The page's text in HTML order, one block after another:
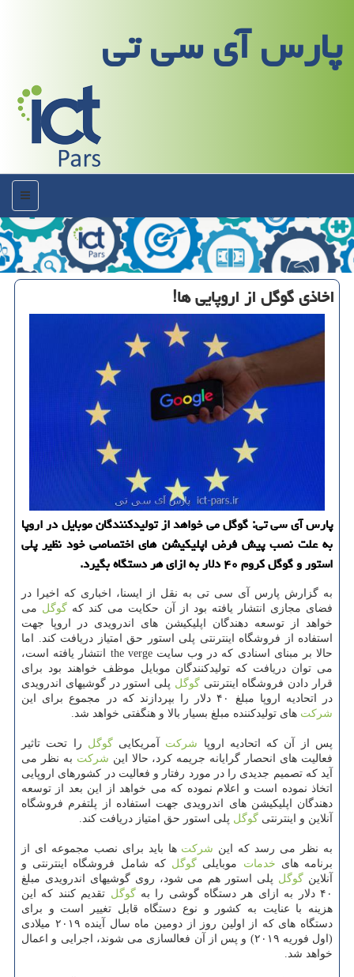
پارس آی سی تی
منو
اخاذی گوگل از اروپایی ها!
پارس آی سی تی: گوگل می خواهد از تولیدكنندگان موبایل در اروپا
به علت نصب پیش فرض اپلیكیشن های اختصاصی خود نظیر پلی
استور و گوگل كروم ۴۰ دلار به ازای هر دستگاه بگیرد.
به گزارش پارس آی سی تی به نقل از ایسنا، اخباری كه اخیرا در
فضای مجازی انتشار یافته بود از آن حكایت می كند كه گوگل می
خواهد از توسعه دهندگان اپلیكیشن های اندرویدی در اروپا جهت
استفاده از فروشگاه اینترنتی پلی استور حق امتیاز دریافت كند. اما
حالا بر مبنای اسنادی كه در وب سایت the verge انتشار یافته است،
می توان دریافت كه تولیدكنندگان موبایل موظف خواهند بود برای
قرار دادن فروشگاه اینترنتیگوگل پلی استور در گوشیهای اندرویدی
در اتحادیه اروپا مبلغ ۴۰ دلار را بپردازند كه در مجموع برای این
شركت های تولیدكننده مبلغ بسیار بالا و هنگفتی خواهد شد.
پس از آن كه اتحادیه اروپا شركت آمریكاییگوگل را تحت تاثیر
فعالیت های انحصار گرایانه جریمه كرد، حالا این شركت به نظر می
آید كه تصمیم جدیدی را در مورد رفتار و فعالیت در كشورهای اروپایی
اتخاذ نموده است و اعلام نموده كه می خواهد از این بعد از توسعه
دهندگان اپلیكیشن های اندرویدی جهت استفاده از پلتفرم فروشگاه
آنلاین و اینترنتی گوگل پلی استور حق امتیاز دریافت كند.
به نظر می رسد كه این شركت ها باید برای نصب مجموعه ای از
برنامه های خدمات موبایلی گوگل كه شامل فروشگاه اینترنتی و
آنلاین گوگل پلی استور هم می شود، روی گوشیهای اندرویدی مبلغ
۴۰ دلار به ازای هر دستگاه گوشی را به
گوگل تقدیم كنند كه این
هزینه با عنایت به كشور و نوع دستگاه قابل تغییر است و برای
دستگاه های كه از اولین روز از دومین ماه سال آینده ۲۰۱۹ میلادی
(اول فوریه ۲۰۱۹) و پس از آن فعالسازی می شوند، اجرایی و اعمال
خواهد شد.